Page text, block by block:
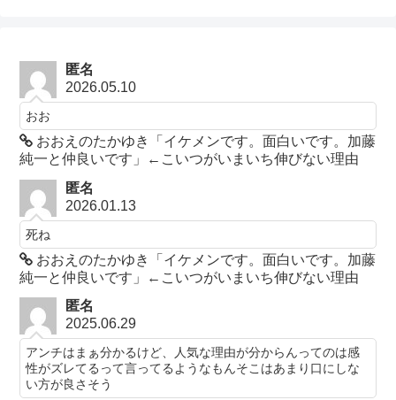
匿名
2026.05.10
おお
おおえのたかゆき「イケメンです。面白いです。加藤
純一と仲良いです」←こいつがいまいち伸びない理由
匿名
2026.01.13
死ね
おおえのたかゆき「イケメンです。面白いです。加藤
純一と仲良いです」←こいつがいまいち伸びない理由
匿名
2025.06.29
アンチはまぁ分かるけど、人気な理由が分からんってのは感
性がズレてるって言ってるようなもんそこはあまり口にしな
い方が良さそう